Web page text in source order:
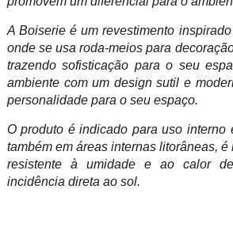
A Boiserie é um revestimento
onde se usa roda-meios para
trazendo sofisticação para o seu
ambiente com um design sutil e
personalidade para o seu espaço.
O produto é indicado para uso interno
também em áreas internas litorâneas, é
resistente à umidade e ao calor
incidência direta ao sol.